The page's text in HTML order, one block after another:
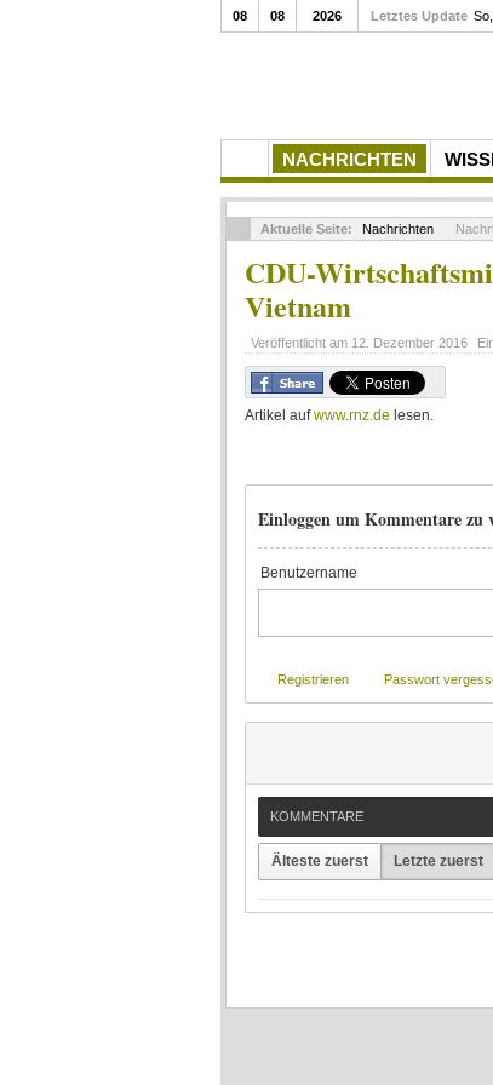
NACHRICHTEN
08 08 2026 Letztes Update
Aktuelle Seite: Nachrichten
CDU-
Vietnam
Veröffentlicht am 12. Dezember 2016
Artikel aufwww.rnz.de lesen.
Einloggen um Kommentare zu
Benutzername
Registrieren Passwort
KOMMENTARE
Älteste zuerst Letzte zuerst